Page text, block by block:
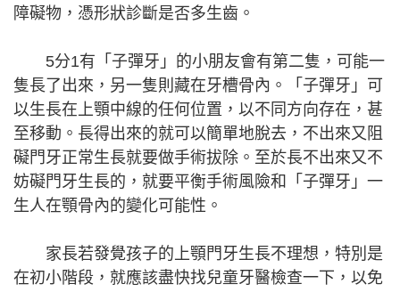
障礙物，憑形狀診斷是否多生齒。
5分1有「子彈牙」的小朋友會有第二隻，可能一
隻長了出來，另一隻則藏在牙槽骨內。「子彈牙」可
以生長在上顎中線的任何位置，以不同方向存在，甚
至移動。長得出來的就可以簡單地脫去，不出來又阻
礙門牙正常生長就要做手術拔除。至於長不出來又不
妨礙門牙生長的，就要平衡手術風險和「子彈牙」一
生人在顎骨內的變化可能性。
家長若發覺孩子的上顎門牙生長不理想，特別是
在初小階段，就應該盡快找兒童牙醫檢查一下，以免